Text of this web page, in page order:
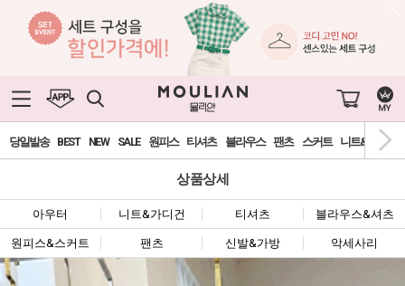
당일발송 BEST NEW SALE 원피스 티셔츠 블라우스 팬츠 스커트 니트&가디건
상품상세
아우터 니트&가디건 티셔츠 블라우스&셔츠
원피스&스커트 팬츠 신발&가방 악세사리